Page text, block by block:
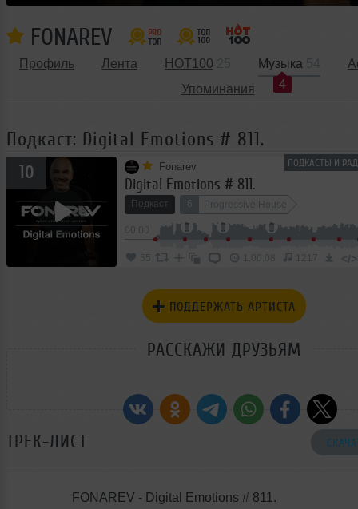
FONAREV
Профиль Лента HOT100
Музыка
4
Упоминания
Подкаст: Digital Emotions # 811.
ПОДКАСТЫ И
10 Fonarev
Digital Emotions # 811.
Подкаст 6 Progressive House
55 1217 </>
ПОДДЕРЖАТЬ АРТИСТА
РАССКАЖИ ДРУЗЬЯМ
ТРЕК-ЛИСТ
FONAREV - Digital Emotions # 811.